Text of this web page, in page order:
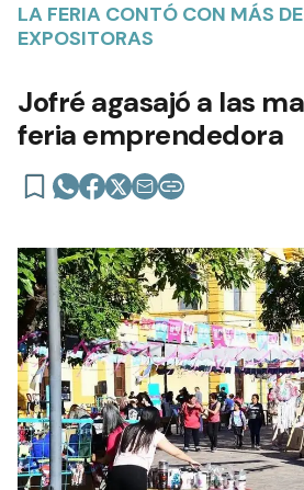
LA FERIA CONTÓ CON MÁS
EXPOSITORAS
Jofré agasajó a las
feria emprendedora